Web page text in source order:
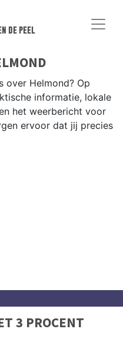
de peel
over Helmond? Op
informatie, lokale
het weerbericht voor
ervoor dat jij precies
3 PROCENT